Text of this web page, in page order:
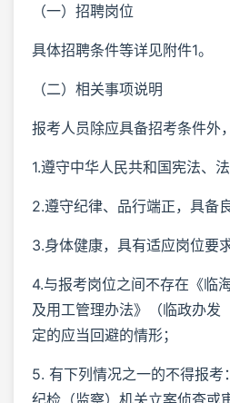
（一）招聘岗位
具体招聘条件等详见附件1。
（二）相关事项说明
报考人员除应具备招考条件外
1.遵守中华人民共和国宪法、法
2.遵守纪律、品行端正，具备
3.身体健康，具有适应岗位要
4.与报考岗位之间不存在《临
及用工管理办法》（临政办
定的应当回避的情形；
5. 有下列情况之一的不得报
纪检（监察）机关立案侦查